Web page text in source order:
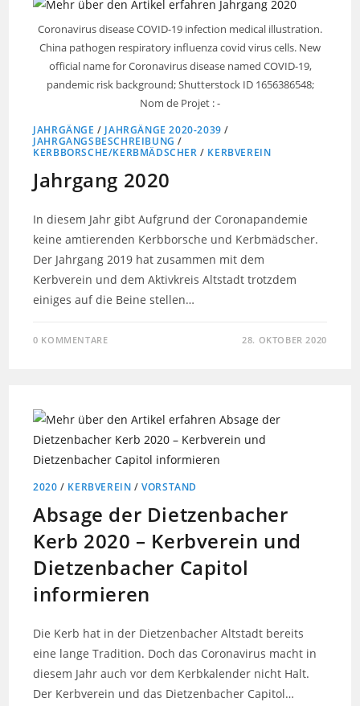
Coronavirus disease COVID-19 infection medical illustration.
China pathogen respiratory influenza covid virus cells. New
official name for Coronavirus disease named COVID-19,
pandemic risk background; Shutterstock ID 1656386548;
Nom de Projet : -
JAHRGÄNGE / JAHRGÄNGE 2020-2039 /
JAHRGANGSBESCHREIBUNG /
KERBBORSCHE/KERBMÄDSCHER / KERBVEREIN
Jahrgang 2020
In diesem Jahr gibt Aufgrund der Coronapandemie
keine amtierenden Kerbborsche und Kerbmädscher.
Der Jahrgang 2019 hat zusammen mit dem
Kerbverein und dem Aktivkreis Altstadt trotzdem
einiges auf die Beine stellen…
0 KOMMENTARE 28. OKTOBER 2020
2020 / KERBVEREIN /VORSTAND
Absage der Dietzenbacher
Kerb 2020 – Kerbverein und
Dietzenbacher Capitol
informieren
Die Kerb hat in der Dietzenbacher Altstadt bereits
eine lange Tradition. Doch das Coronavirus macht in
diesem Jahr auch vor dem Kerbkalender nicht Halt.
Der Kerbverein und das Dietzenbacher Capitol…